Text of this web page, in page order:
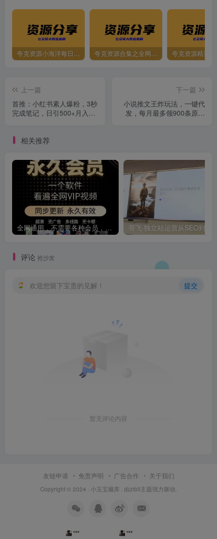
夸克资源小海洋每日更新资源大汇总（持续更新） 夸克资源合集之全网影视 夸克资源精选
上一篇
首推：小红书素人爆粉，3秒
完成笔记，日引500+月入过
下一篇
小说推文王炸玩法，一键代
发，每月最多领900条原创
相关推荐
全网通用，不需要各种会员，再也不缺电影看！！
评论 抢沙发
欢迎您留下宝贵的见解！ 提交
暂无评论内容
友链申请 免责声明 广告合作 关于我们
Copyright © 2024 · 小玉宝藏库 · 由zibll主题强力驱动.